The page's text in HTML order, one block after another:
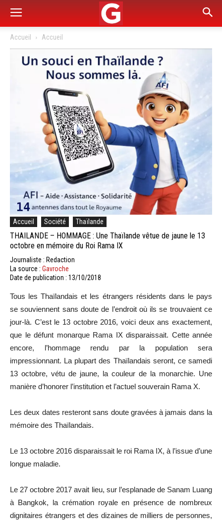
Accueil Accueil
Accueil Société Thaïlande
THAILANDE – HOMMAGE : Une Thaïlande vêtue de jaune le 13
octobre en mémoire du Roi Rama IX
Journaliste : Redaction
La source : Gavroche
Date de publication : 13/10/2018
Tous les Thaïlandais et les étrangers résidents dans le pays
se souviennent sans doute de l’endroit où ils se trouvaient ce
jour-là. C’est le 13 octobre 2016, voici deux ans exactement,
que le défunt monarque Rama IX disparaissait. Cette année
encore, l’hommage rendu par la population sera
impressionnant. La plupart des Thaïlandais seront, ce samedi
13 octobre, vétu de jaune, la couleur de la monarchie. Une
manière d’honorer l’institution et l’actuel souverain Rama X.
Les deux dates resteront sans doute gravées à jamais dans la
mémoire des Thaïlandais.
Le 13 octobre 2016 disparaissait le roi Rama IX, à l’issue d’une
longue maladie.
Le 27 octobre 2017 avait lieu, sur l’esplanade de Sanam Luang
à Bangkok, la crémation royale en présence de nombreux
dignitaires étrangers et des dizaines de milliers de personnes,